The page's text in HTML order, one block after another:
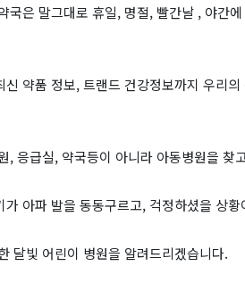
국은 말그대로 휴일, 명절, 빨간날 , 야간
신 약품 정보, 트랜드 건강정보까지 우리
, 응급실, 약국등이 아니라 아동병원을 찾
가 아파 발을 동동구르고, 걱정하셨을 상
달빛 어린이 병원을 알려드리겠습니다.